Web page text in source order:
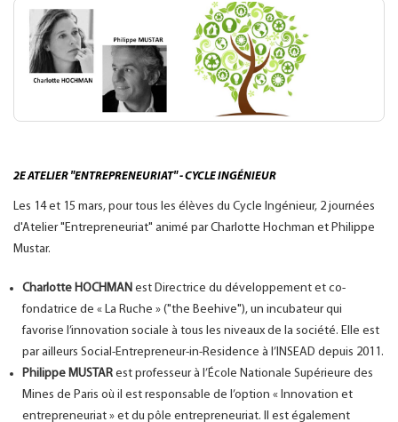
2E ATELIER "ENTREPRENEURIAT" - CYCLE INGÉNIEUR
Les 14 et 15 mars, pour tous les élèves du Cycle Ingénieur, 2 journées
d'Atelier "Entrepreneuriat" animé par Charlotte Hochman et Philippe
Mustar.
Charlotte HOCHMAN est Directrice du développement et co-
fondatrice de « La Ruche » ("the Beehive"), un incubateur qui
favorise l’innovation sociale à tous les niveaux de la société. Elle est
par ailleurs Social-Entrepreneur-in-Residence à l’INSEAD depuis 2011.
Philippe MUSTAR est professeur à l’École Nationale Supérieure des
Mines de Paris où il est responsable de l’option « Innovation et
entrepreneuriat » et du pôle entrepreneuriat. Il est également